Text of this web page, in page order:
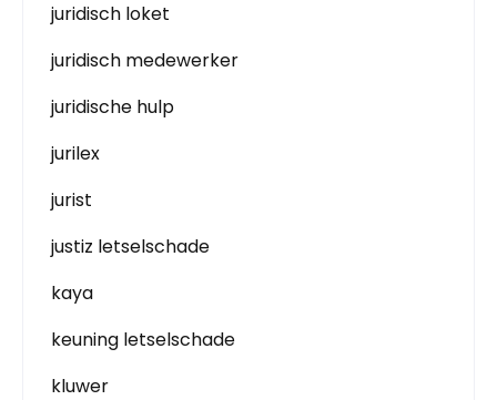
juridisch loket
juridisch medewerker
juridische hulp
jurilex
jurist
justiz letselschade
kaya
keuning letselschade
kluwer